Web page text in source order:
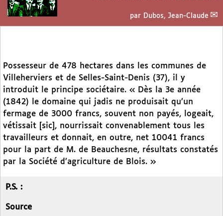
par Dubos, Jean-Claude
Possesseur de 478 hectares dans les communes de
Villeherviers et de Selles-Saint-Denis (37), il y
introduit le principe sociétaire. « Dès la 3e année
(1842) le domaine qui jadis ne produisait qu’un
fermage de 3000 francs, souvent non payés, logeait,
vétissait [sic], nourrissait convenablement tous les
travailleurs et donnait, en outre, net 10041 francs
pour la part de M. de Beauchesne, résultats constatés
par la Société d’agriculture de Blois. »
P.S. :
Source